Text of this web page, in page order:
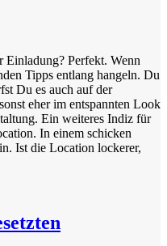
Einladung? Perfekt. Wenn
Tipps entlang hangeln. Du
Du es auch auf der
eher im entspannten Look
Ein weiteres Indiz für
In einem schicken
Ist die Location lockerer,